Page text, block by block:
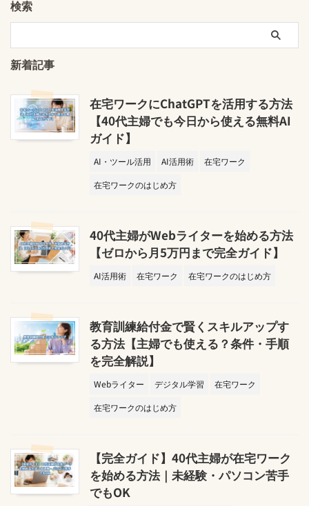
検索
新着記事
在宅ワークにChatGPTを活用する方法
【40代主婦でも今日から使える無料AI
ガイド】
AI・ツール活用 AI活用術
在宅ワーク
在宅ワークのはじめ方
40代主婦がWebライターを始める方法
【ゼロから月5万円まで完全ガイド】
AI活用術 在宅ワーク 在宅ワークのはじめ方
教育訓練給付金で賢くスキルアップす
る方法【主婦でも使える？条件・手順
を完全解説】
Webライター デジタル学習
在宅ワーク
在宅ワークのはじめ方
【完全ガイド】40代主婦が在宅ワーク
を始める方法｜未経験・パソコン苦手
でもOK